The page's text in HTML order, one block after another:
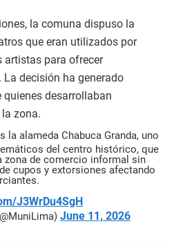
la comuna dispuso la
que eran utilizados por
artistas para ofrecer
decisión ha generado
quienes desarrollaban
zona.
la alameda Chabuca Granda, uno
del centro histórico, que
zona de comercio informal sin
cupos y extorsiones afectando
J3WrDu4SgH
June 11, 2026